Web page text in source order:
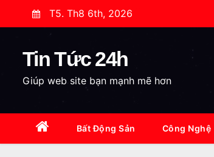
k
n
T5. Th8 6th, 2026
Tin Tức 24h
Giúp web site bạn mạnh mẽ hơn
Bất Động Sản Công Nghệ